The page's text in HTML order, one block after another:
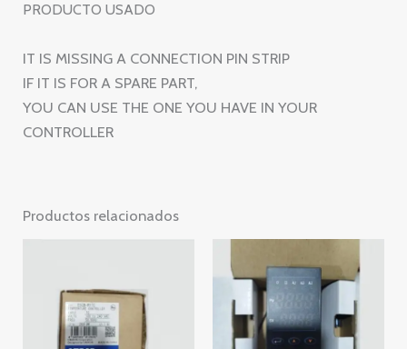
PRODUCTO USADO
IT IS MISSING A CONNECTION PIN STRIP
IF IT IS FOR A SPARE PART,
YOU CAN USE THE ONE YOU HAVE IN YOUR
CONTROLLER
Productos relacionados